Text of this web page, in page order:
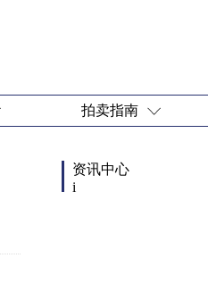
拍卖指南
资讯中心
i